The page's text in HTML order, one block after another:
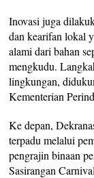
Inovasi juga
dan kearifan lokal
alami dari bahan
mengkudu.
lingkungan,
Kementerian
Ke depan,
terpadu melalui
pengrajin binaan
Sasirangan